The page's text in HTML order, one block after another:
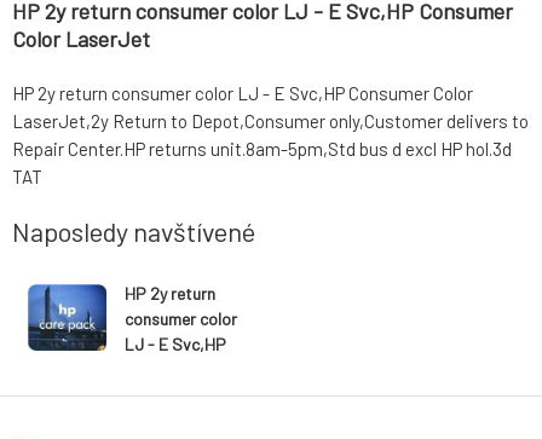
HP 2y return consumer color LJ - E Svc,HP Consumer
Color LaserJet
HP 2y return consumer color LJ - E Svc,HP Consumer Color
LaserJet,2y Return to Depot,Consumer only,Customer delivers to
Repair Center.HP returns unit.8am-5pm,Std bus d excl HP hol.3d
TAT
Naposledy navštívené
HP 2y return
consumer color
LJ - E Svc,HP
Color LaserJet